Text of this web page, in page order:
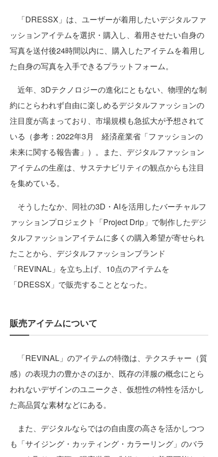
「DRESSX」は、ユーザーが着用したいデジタルファ
ッションアイテムを選択・購入し、着用させたい自身の
写真を送付後24時間以内に、購入したアイテムを着用し
た自身の写真を入手できるプラットフォーム。
近年、3Dテクノロジーの進化にともない、物理的な制
約にとらわれず自由に楽しめるデジタルファッションの
注目度が高まっており、市場規模も急拡大が予想されて
いる（参考：2022年3月 経済産業省「ファッションの
未来に関する報告書」）。また、デジタルファッション
アイテムの生産は、サステナビリティの観点からも注目
を集めている。
そうしたなか、同社の3D・AIを活用したバーチャルフ
ァッションプロジェクト「Project Drip」で制作したデジ
タルファッションアイテムに多くの購入希望が寄せられ
たことから、デジタルファッションブランド
「REVINAL」を立ち上げ、10点のアイテムを
「DRESSX」で販売することとなった。
販売アイテムについて
「REVINAL」のアイテムの特徴は、テクスチャー（質
感）の表現力の豊かさのほか、既存の洋服の概念にとら
われないデザインのユニークさ、仮想性の特性を活かし
た高品質な素材などにある。
また、デジタルならではの自由度の高さを活かしつつ
も「サイジング・カッティング・カラーリング」のバラ